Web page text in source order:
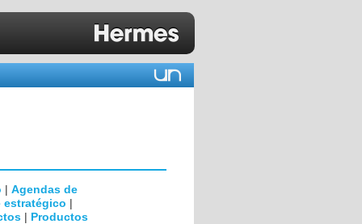
| Agendas de
estratégico |
| Productos